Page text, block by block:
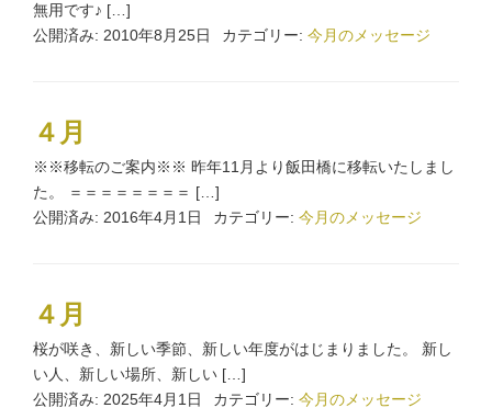
無用です♪ […]
公開済み: 2010年8月25日
カテゴリー: 今月のメッセージ
４月
※※移転のご案内※※ 昨年11月より飯田橋に移転いたしまし
た。 ＝＝＝＝＝＝＝＝ […]
公開済み: 2016年4月1日
カテゴリー: 今月のメッセージ
４月
桜が咲き、新しい季節、新しい年度がはじまりました。 新し
い人、新しい場所、新しい […]
公開済み: 2025年4月1日
カテゴリー: 今月のメッセージ